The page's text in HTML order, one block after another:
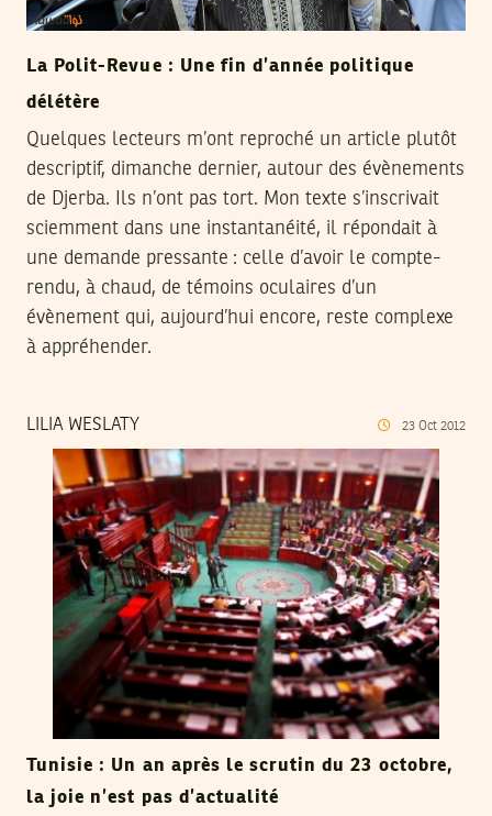
La Polit-Revue : Une fin d’année politique
délétère
Quelques lecteurs m’ont reproché un article plutôt
descriptif, dimanche dernier, autour des évènements
de Djerba. Ils n’ont pas tort. Mon texte s’inscrivait
sciemment dans une instantanéité, il répondait à
une demande pressante : celle d’avoir le compte-
rendu, à chaud, de témoins oculaires d’un
évènement qui, aujourd’hui encore, reste complexe
à appréhender.
LILIA WESLATY 23 Oct 2012
Tunisie : Un an après le scrutin du 23 octobre,
la joie n’est pas d’actualité